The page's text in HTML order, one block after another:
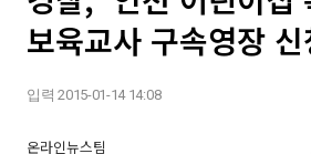
보육교사 구속영장
입력 2015-01-14 14:08
온라인뉴스팀